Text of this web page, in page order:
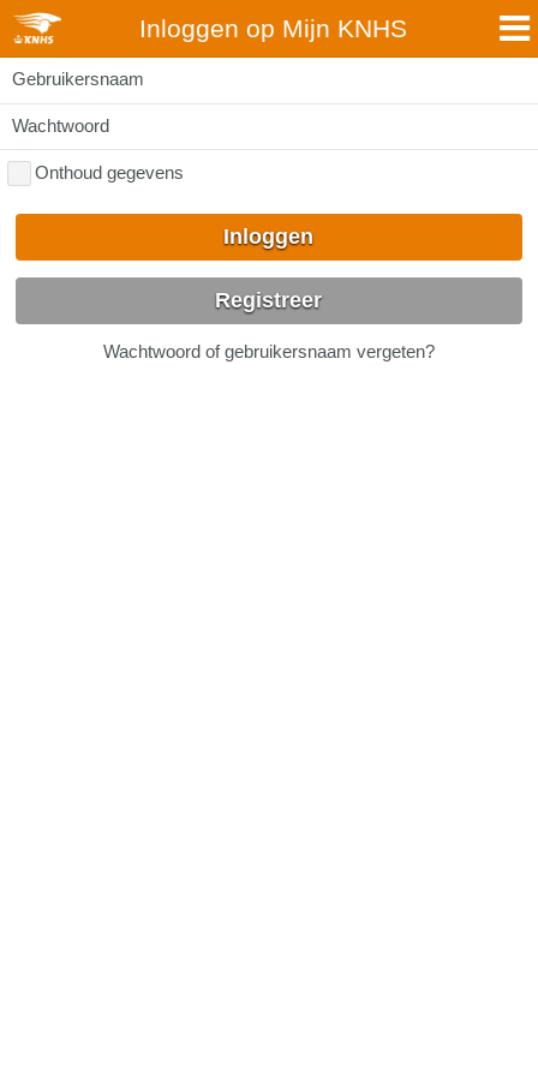
Inloggen op Mijn KNHS
Gebruikersnaam
Wachtwoord
Onthoud gegevens
Inloggen
Registreer
Wachtwoord of gebruikersnaam vergeten?